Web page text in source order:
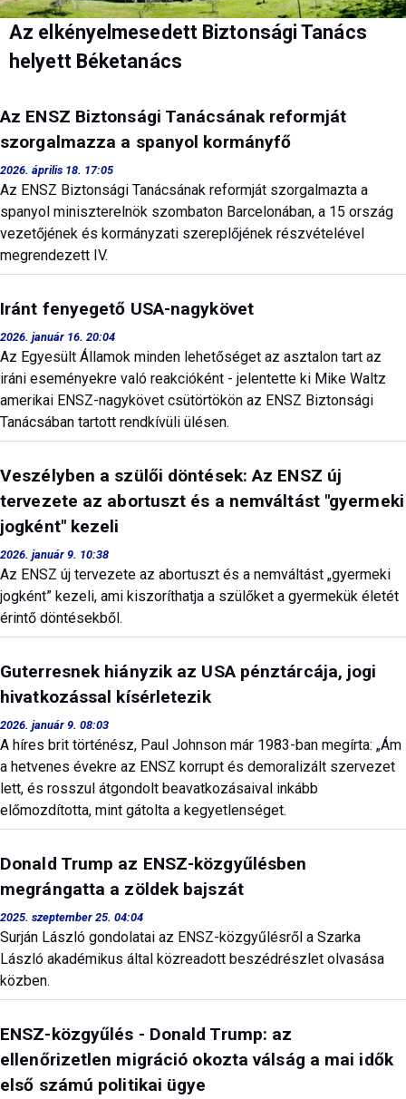
Az elkényelmesedett Biztonsági Tanács
helyett Béketanács
Az ENSZ Biztonsági Tanácsának reformját
szorgalmazza a spanyol kormányfő
2026. április 18. 17:05
Az ENSZ Biztonsági Tanácsának reformját szorgalmazta a
spanyol miniszterelnök szombaton Barcelonában, a 15 ország
vezetőjének és kormányzati szereplőjének részvételével
megrendezett IV.
Iránt fenyegető USA-nagykövet
2026. január 16. 20:04
Az Egyesült Államok minden lehetőséget az asztalon tart az
iráni eseményekre való reakcióként - jelentette ki Mike Waltz
amerikai ENSZ-nagykövet csütörtökön az ENSZ Biztonsági
Tanácsában tartott rendkívüli ülésen.
Veszélyben a szülői döntések: Az ENSZ új
tervezete az abortuszt és a nemváltást "gyermeki
jogként" kezeli
2026. január 9. 10:38
Az ENSZ új tervezete az abortuszt és a nemváltást „gyermeki
jogként” kezeli, ami kiszoríthatja a szülőket a gyermekük életét
érintő döntésekből.
Guterresnek hiányzik az USA pénztárcája, jogi
hivatkozással kísérletezik
2026. január 9. 08:03
A híres brit történész, Paul Johnson már 1983-ban megírta: „Ám
a hetvenes évekre az ENSZ korrupt és demoralizált szervezet
lett, és rosszul átgondolt beavatkozásaival inkább
előmozdította, mint gátolta a kegyetlenséget.
Donald Trump az ENSZ-közgyűlésben
megrángatta a zöldek bajszát
2025. szeptember 25. 04:04
Surján László gondolatai az ENSZ-közgyűlésről a Szarka
László akadémikus által közreadott beszédrészlet olvasása
közben.
ENSZ-közgyűlés - Donald Trump: az
ellenőrizetlen migráció okozta válság a mai idők
első számú politikai ügye